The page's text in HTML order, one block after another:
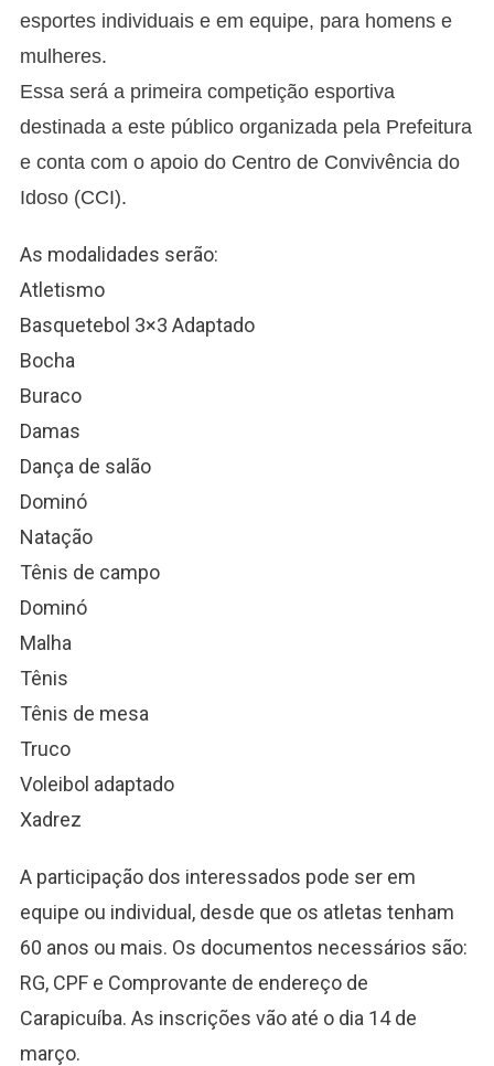
Da
esportes individuais e em equipe, para homens e
mulheres.
Essa será a primeira competição esportiva
destinada a este público organizada pela Prefeitura
e conta com o apoio do Centro de Convivência do
Idoso (CCI).
As modalidades serão:
Atletismo
Basquetebol 3×3 Adaptado
Bocha
Buraco
Damas
Dança de salão
Dominó
Natação
Tênis de campo
Dominó
Malha
Tênis
Tênis de mesa
Truco
Voleibol adaptado
Xadrez
A participação dos interessados pode ser em
equipe ou individual, desde que os atletas tenham
60 anos ou mais. Os documentos necessários são:
RG, CPF e Comprovante de endereço de
Carapicuíba. As inscrições vão até o dia 14 de
março.